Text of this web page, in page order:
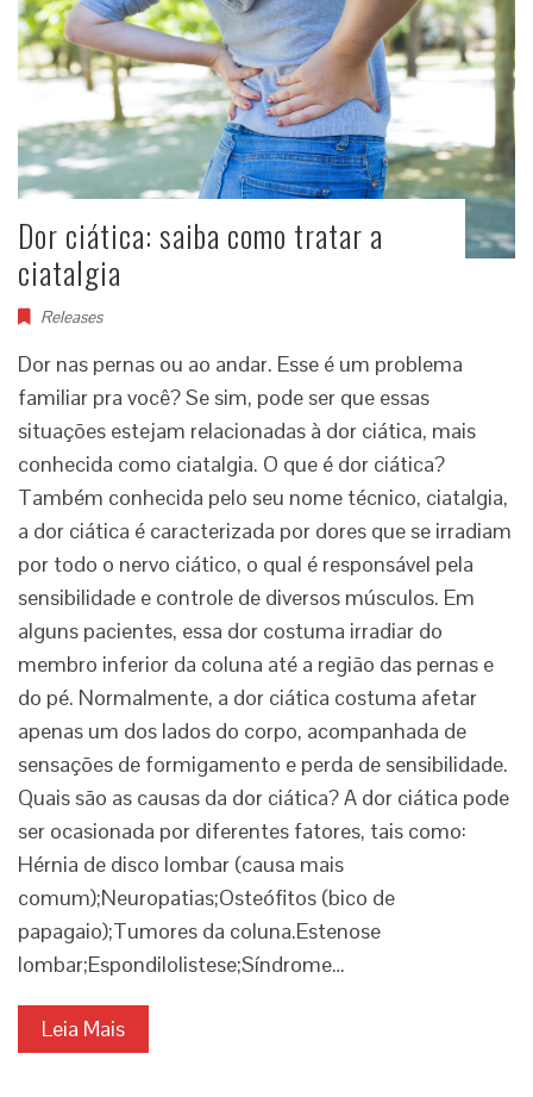
Dor ciática: saiba como tratar a
ciatalgia
Releases
Dor nas pernas ou ao andar. Esse é um problema
familiar pra você? Se sim, pode ser que essas
situações estejam relacionadas à dor ciática, mais
conhecida como ciatalgia. O que é dor ciática?
Também conhecida pelo seu nome técnico, ciatalgia,
a dor ciática é caracterizada por dores que se irradiam
por todo o nervo ciático, o qual é responsável pela
sensibilidade e controle de diversos músculos. Em
alguns pacientes, essa dor costuma irradiar do
membro inferior da coluna até a região das pernas e
do pé. Normalmente, a dor ciática costuma afetar
apenas um dos lados do corpo, acompanhada de
sensações de formigamento e perda de sensibilidade.
Quais são as causas da dor ciática? A dor ciática pode
ser ocasionada por diferentes fatores, tais como:
Hérnia de disco lombar (causa mais
comum);Neuropatias;Osteófitos (bico de
papagaio);Tumores da coluna.Estenose
lombar;Espondilolistese;Síndrome…
Leia Mais